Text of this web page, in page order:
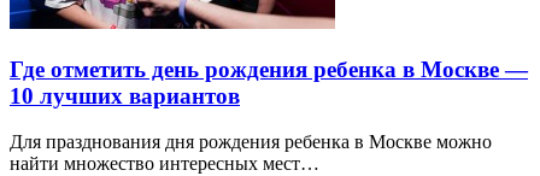
Где отметить день рождения ребенка в Москве —
10 лучших вариантов
Для празднования дня рождения ребенка в Москве можно
найти множество интересных мест…